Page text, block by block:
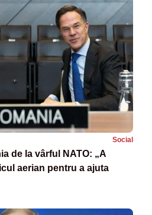
Social
de la vârful NATO: „A
aerian pentru a ajuta